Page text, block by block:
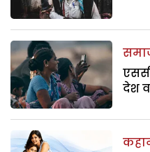
देश